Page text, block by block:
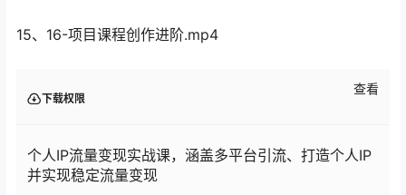
15、16-项目课程创作进阶.mp4
下载权限
查看
个人IP流量变现实战课，涵盖多平台引流、打造个人IP
并实现稳定流量变现